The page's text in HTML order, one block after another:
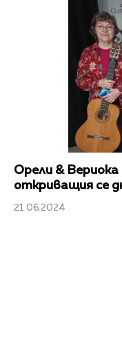
Орели &
откриващия се
21.06.2024